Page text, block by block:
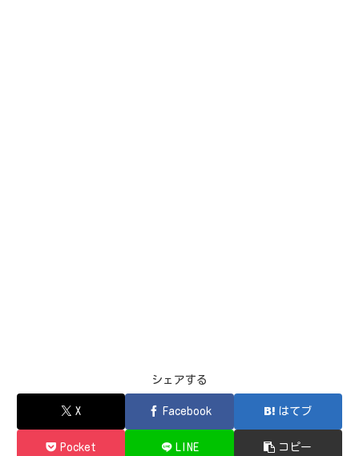
シェアする
X Facebook はてブ
Pocket LINE コピー